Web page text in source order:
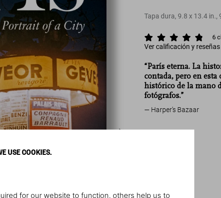
USE COOKIES.
for our website to function, others help us to
Tapa dura,9.8 x 13.4 in.,
6
Ver calificación y reseñas
“París eterna. La
contada, pero en esta
histórico de la mano
fotógrafos.”
Harper’s Bazaar